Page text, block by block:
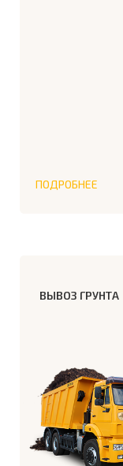
ПОДРОБНЕЕ
ВЫВОЗ ГРУНТА